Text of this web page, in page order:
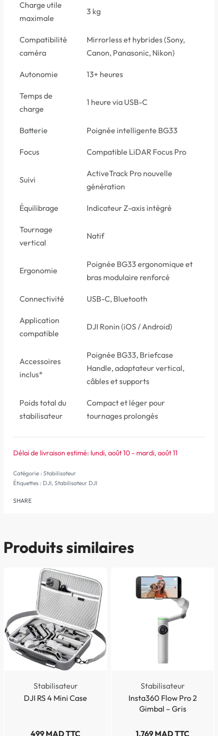
Charge utile
maximale
3 kg
Compatibilité
caméra
Mirrorless et hybrides (Sony,
Canon, Panasonic, Nikon)
Autonomie 13+ heures
Temps de
charge
1 heure via USB-C
Batterie Poignée intelligente BG33
Focus Compatible LiDAR Focus Pro
Suivi
ActiveTrack Pro nouvelle
génération
Équilibrage Indicateur Z-axis intégré
Tournage
vertical
Natif
Ergonomie
Poignée BG33 ergonomique et
bras modulaire renforcé
Connectivité USB-C, Bluetooth
Application
compatible
DJI Ronin (iOS / Android)
Accessoires
inclus*
Poignée BG33, Briefcase
Handle, adaptateur vertical,
câbles et supports
Poids total du
stabilisateur
Compact et léger pour
tournages prolongés
Délai de livraison estimé: lundi, août 10 - mardi, août 11
Catégorie : Stabilisateur
Étiquettes : DJI, Stabilisateur DJI
SHARE
Produits similaires
Stabilisateur
DJI RS 4 Mini Case
499 MAD TTC
Stabilisateur
Insta360 Flow Pro 2
Gimbal – Gris
1,769 MAD TTC